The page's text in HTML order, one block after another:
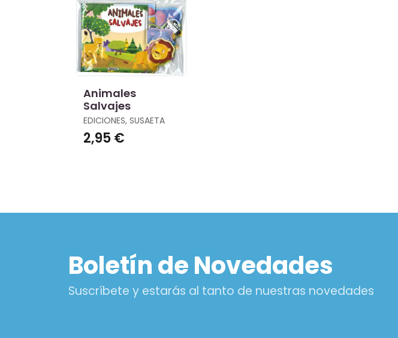
Animales
Salvajes
EDICIONES, SUSAETA
2,95 €
Boletín de Novedades
Suscríbete y estarás al tanto de nuestras novedades